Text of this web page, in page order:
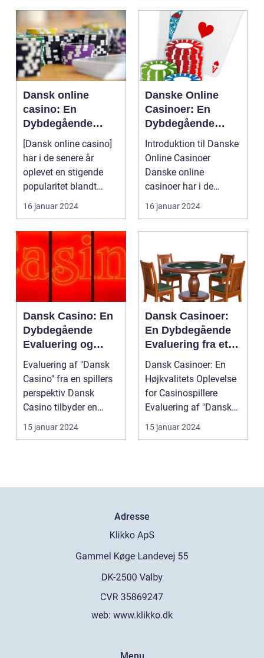
Dansk online
casino: En
Dybdegående
Evaluering fra
Spillerperspektivet
[Dansk online casino]
har i de senere år
oplevet en stigende
popularitet blandt
casino-entusiaster. ...
16 januar 2024
Danske Online
Casinoer: En
Dybdegående
Evaluering fra En
Spillers Perspektiv
Introduktion til Danske
Online Casinoer
Danske online
casinoer har i de
seneste år oplevet en
marka...
16 januar 2024
Dansk Casino: En
Dybdegående
Evaluering og
Præsentation
Evaluering af "Dansk
Casino" fra en spillers
perspektiv Dansk
Casino tilbyder en
spændende og
engag...
15 januar 2024
Dansk Casinoer:
En Dybdegående
Evaluering fra et
Spillers Perspektiv
Dansk Casinoer: En
Højkvalitets Oplevelse
for Casinospillere
Evaluering af "Dansk
Casinoer" fra en...
15 januar 2024
Adresse
web: www.klikko.dk